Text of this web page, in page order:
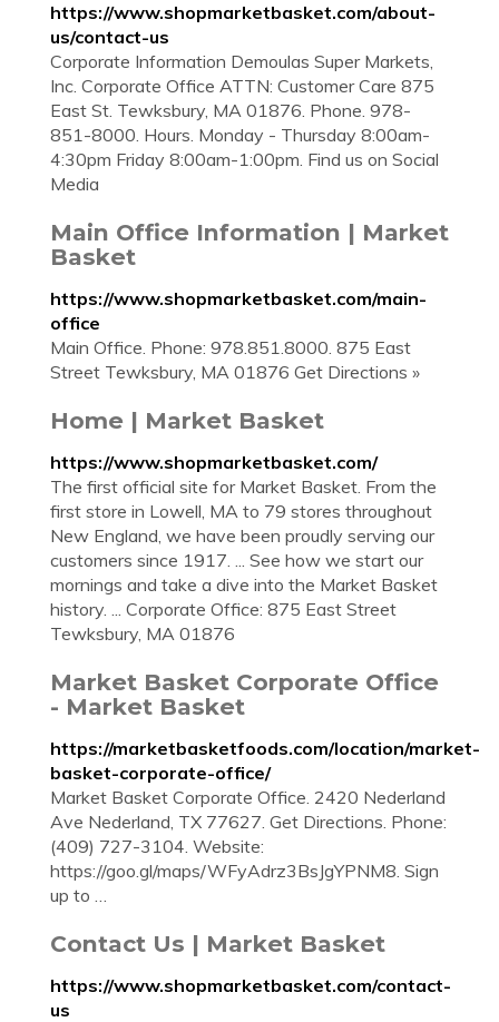
https://www.shopmarketbasket.com/about-
us/contact-us
Corporate Information Demoulas Super Markets,
Inc. Corporate Office ATTN: Customer Care 875
East St. Tewksbury, MA 01876. Phone. 978-
851-8000. Hours. Monday - Thursday 8:00am-
4:30pm Friday 8:00am-1:00pm. Find us on Social
Media
Main Office Information | Market
Basket
https://www.shopmarketbasket.com/main-
office
Main Office. Phone: 978.851.8000. 875 East
Street Tewksbury, MA 01876 Get Directions »
Home | Market Basket
https://www.shopmarketbasket.com/
The first official site for Market Basket. From the
first store in Lowell, MA to 79 stores throughout
New England, we have been proudly serving our
customers since 1917. ... See how we start our
mornings and take a dive into the Market Basket
history. ... Corporate Office: 875 East Street
Tewksbury, MA 01876
Market Basket Corporate Office
- Market Basket
https://marketbasketfoods.com/location/market-
basket-corporate-office/
Market Basket Corporate Office. 2420 Nederland
Ave Nederland, TX 77627. Get Directions. Phone:
(409) 727-3104. Website:
https://goo.gl/maps/WFyAdrz3BsJgYPNM8. Sign
up to …
Contact Us | Market Basket
https://www.shopmarketbasket.com/contact-
us